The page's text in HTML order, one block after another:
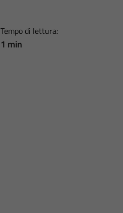
Tempo di lettura:
1 min